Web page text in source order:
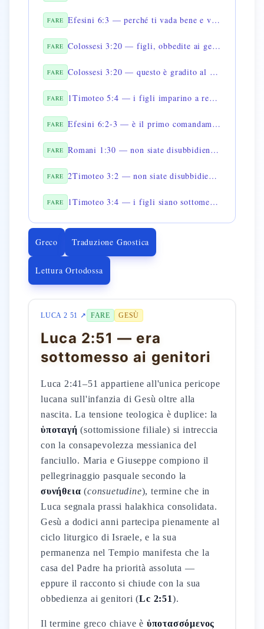
FARE Efesini 6:3 — perché ti vada bene e viva a lungo
FARE Colossesi 3:20 — figli, obbedite ai genitori in ogni cosa
FARE Colossesi 3:20 — questo è gradito al Signore
FARE 1Timoteo 5:4 — i figli imparino a rendere ai genitori
FARE Efesini 6:2-3 — è il primo comandamento con promessa
FARE Romani 1:30 — non siate disubbidienti ai genitori
FARE 2Timoteo 3:2 — non siate disubbidienti ai genitori
FARE 1Timoteo 3:4 — i figli siano sottomessi con dignità
Greco Traduzione Gnostica
Lettura Ortodossa
LUCA 2 51 ↗ FARE GESÙ
Luca 2:51 — era
sottomesso ai genitori
Luca 2:41–51 appartiene all'unica pericope
lucana sull'infanzia di Gesù oltre alla
nascita. La tensione teologica è duplice: la
ὑποταγή (sottomissione filiale) si intreccia
con la consapevolezza messianica del
fanciullo. Maria e Giuseppe compiono il
pellegrinaggio pasquale secondo la
συνήθεια (consuetudine), termine che in
Luca segnala prassi halakhica consolidata.
Gesù a dodici anni partecipa pienamente al
ciclo liturgico di Israele, e la sua
permanenza nel Tempio manifesta che la
casa del Padre ha priorità assoluta —
eppure il racconto si chiude con la sua
obbedienza ai genitori (Lc 2:51).
Il termine greco chiave è ὑποτασσόμενος